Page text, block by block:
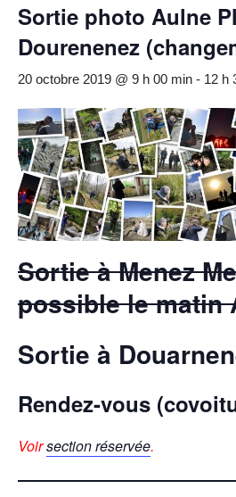
Sortie photo Aulne
Dourenenez
20 octobre 2019 @ 9 h 00 min - 12 h
Sortie à Menez
possible le matin
Sortie à
Rendez-vous
Voirsection réservée.